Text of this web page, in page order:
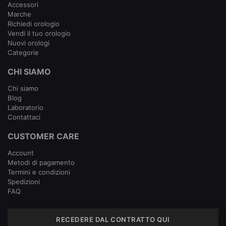
Accessori
Marche
Richiedi orologio
Vendi il tuo orologio
Nuovi orologi
Categorie
CHI SIAMO
Chi siamo
Blog
Laboratorio
Contattaci
CUSTOMER CARE
Account
Metodi di pagamento
Termini e condizioni
Spedizioni
FAQ
RECEDERE DAL CONTRATTO QUI